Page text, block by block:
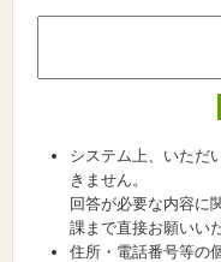
システム上、いただ
きません。
回答が必要な内容に
課まで直接お願いい
住所・電話番号等の